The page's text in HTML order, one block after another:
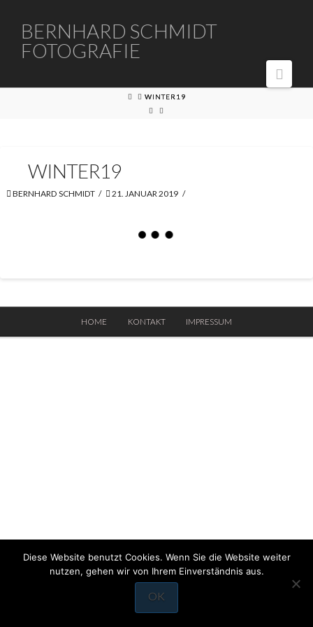
BERNHARD
SCHMIDT
FOTOGRAFIE
BERNHARD SCHMIDT
FOTOGRAFIE
HOMEWINTER19
WINTER19
BERNHARD SCHMIDT 21. JANUAR 2019
HOME KONTAKT IMPRESSUM
Diese Website benutzt Cookies. Wenn Sie die Website weiter
nutzen, gehen wir von Ihrem Einverständnis aus.
OK